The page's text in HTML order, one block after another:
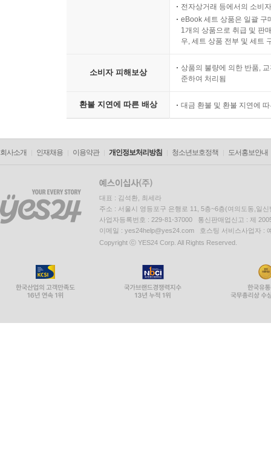
전자상거래 등에서의 소비
eBook 세트 상품은 일괄 구
1개의 상품으로 취급 및 판
우, 세트 상품 전부 및 세트
소비자 피해보상
상품의 불량에 의한 반품,
준하여 처리됨
환불 지연에 따른 배상 대금 환불 및 환불 지연에
회사소개 인재채용 이용약관 개인정보처리방침 청소년보호정책 도서홍보안내
대표 : 김석환, 최세라
주소 : 서울시 영등포구 은행로 11, 5층~6층(여의도동,일신
사업자등록번호 : 229-81-37000 통신판매업신고 : 제
이메일 : yes24help@yes24.com 호스팅 서비스사업자 :
Copyright ⓒ YES24 Corp. All Rights Reserved.